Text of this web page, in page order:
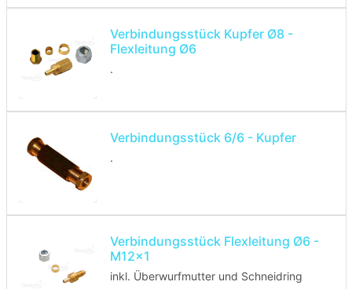
Verbindungsstück Kupfer Ø8 -
Flexleitung Ø6
.
Verbindungsstück 6/6 - Kupfer
.
Verbindungsstück Flexleitung Ø6 -
M12x1
inkl. Überwurfmutter und Schneidring